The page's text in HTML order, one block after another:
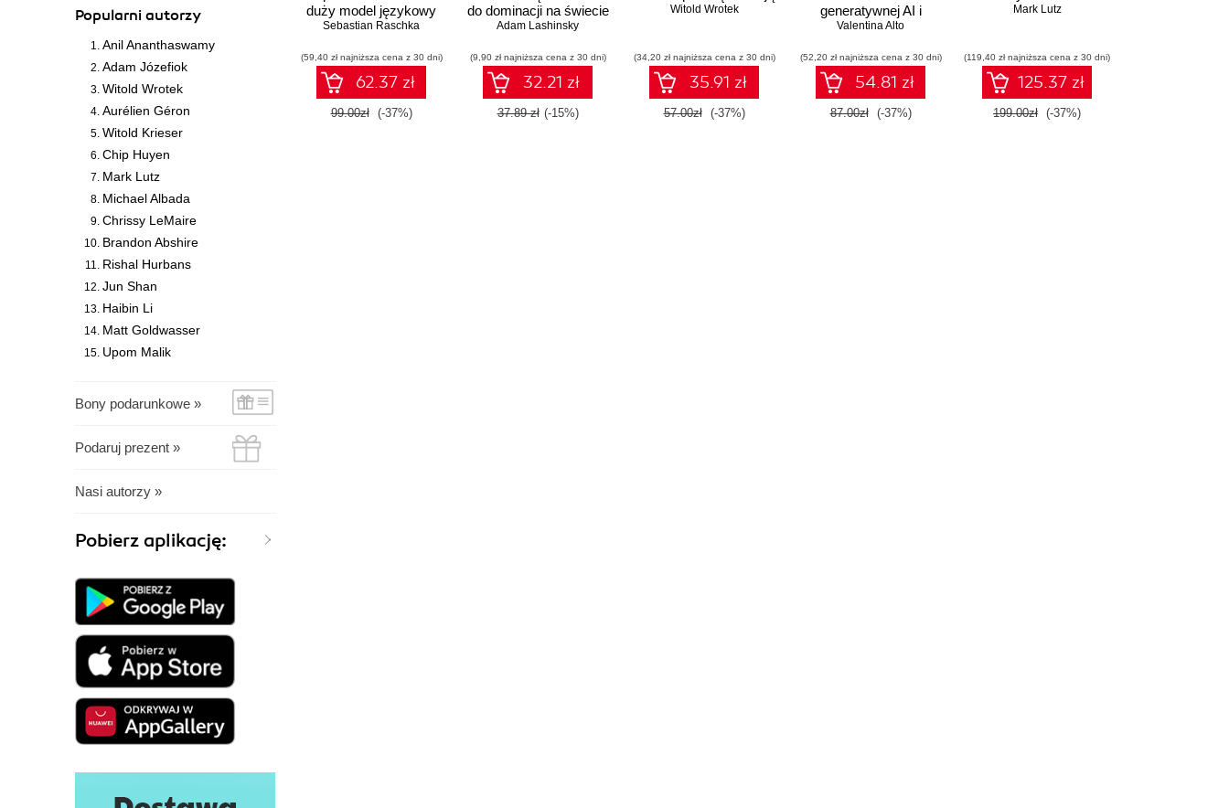
Popularni autorzy
Anil Ananthaswamy
Adam Józefiok
Witold Wrotek
Aurélien Géron
Witold Krieser
Chip Huyen
Mark Lutz
Michael Albada
Chrissy LeMaire
Brandon Abshire
Rishal Hurbans
Jun Shan
Haibin Li
Matt Goldwasser
Upom Malik
Bony podarunkowe »
Podaruj prezent »
Nasi autorzy »
Pobierz aplikację:
duży model językowy
Sebastian Raschka
(59,40 zł najniższa cena z 30 dni)
62.37 zł
99.00zł (-37%)
do dominacji na świecie
Adam Lashinsky
(9,90 zł najniższa cena z 30 dni)
32.21 zł
37.89 zł (-15%)
Witold Wrotek
(34,20 zł najniższa cena z 30 dni)
35.91 zł
57.00zł (-37%)
generatywnej AI i
ChatGPT. Wykorzystaj
promptów z
technologiami OpenAI
dla zwiększenia
produktywności i
Valentina Alto
(52,20 zł najniższa cena z 30 dni)
54.81 zł
87.00zł (-37%)
Mark Lutz
(119,40 zł najniższa cena z 30 dni)
125.37 zł
199.00zł (-37%)